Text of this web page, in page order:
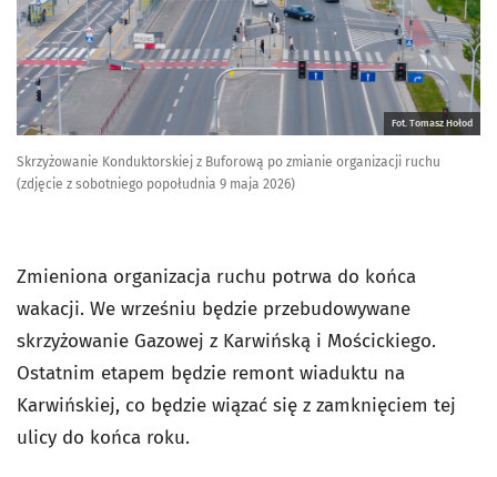
Fot. Tomasz Hołod
Skrzyżowanie Konduktorskiej z Buforową po zmianie organizacji ruchu
(zdjęcie z sobotniego popołudnia 9 maja 2026)
Zmieniona organizacja ruchu potrwa do końca
wakacji. We wrześniu będzie przebudowywane
skrzyżowanie Gazowej z Karwińską i Mościckiego.
Ostatnim etapem będzie remont wiaduktu na
Karwińskiej, co będzie wiązać się z zamknięciem tej
ulicy do końca roku.